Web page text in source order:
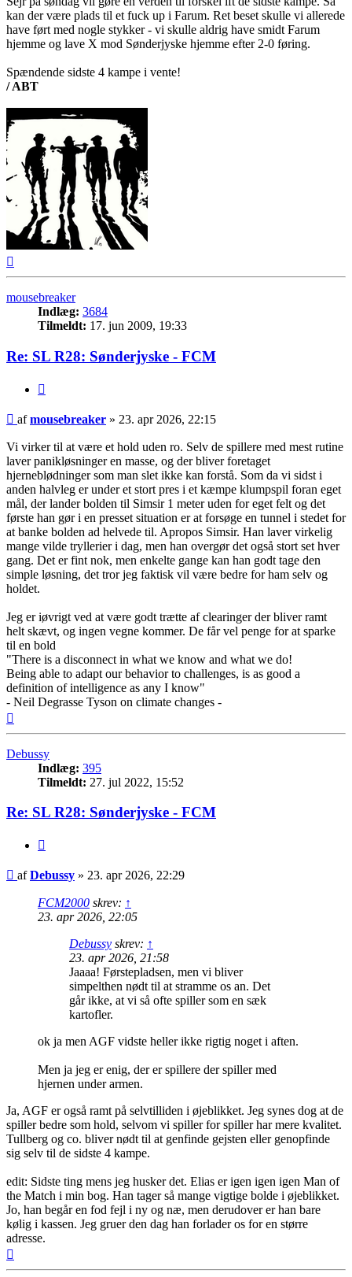
kan der være plads til et fuck up i Farum. Ret beset skulle vi allerede
have ført med nogle stykker - vi skulle aldrig have smidt Farum
hjemme og lave X mod Sønderjyske hjemme efter 2-0 føring.
Spændende sidste 4 kampe i vente!
/ ABT
mousebreaker
Indlæg: 3684
Tilmeldt: 17. jun 2009, 19:33
Re: SL R28: Sønderjyske - FCM
Indlæg
afmousebreaker » 23. apr 2026, 22:15
Vi virker til at være et hold uden ro. Selv de spillere med mest rutine
laver panikløsninger en masse, og der bliver foretaget
hjerneblødninger som man slet ikke kan forstå. Som da vi sidst i
anden halvleg er under et stort pres i et kæmpe klumpspil foran eget
mål, der lander bolden til Simsir 1 meter uden for eget felt og det
første han gør i en presset situation er at forsøge en tunnel i stedet for
at banke bolden ad helvede til. Apropos Simsir. Han laver virkelig
mange vilde tryllerier i dag, men han overgør det også stort set hver
gang. Det er fint nok, men enkelte gange kan han godt tage den
simple løsning, det tror jeg faktisk vil være bedre for ham selv og
holdet.
Jeg er iøvrigt ved at være godt trætte af clearinger der bliver ramt
helt skævt, og ingen vegne kommer. De får vel penge for at sparke
til en bold
"There is a disconnect in what we know and what we do!
Being able to adapt our behavior to challenges, is as good a
definition of intelligence as any I know"
- Neil Degrasse Tyson on climate changes -
Debussy
Indlæg: 395
Tilmeldt: 27. jul 2022, 15:52
Re: SL R28: Sønderjyske - FCM
Indlæg
afDebussy » 23. apr 2026, 22:29
FCM2000 skrev: ↑
23. apr 2026, 22:05
Debussy skrev: ↑
23. apr 2026, 21:58
Jaaaa! Førstepladsen, men vi bliver
simpelthen nødt til at stramme os an. Det
går ikke, at vi så ofte spiller som en sæk
kartofler.
ok ja men AGF vidste heller ikke rigtig noget i aften.
Men ja jeg er enig, der er spillere der spiller med
hjernen under armen.
Ja, AGF er også ramt på selvtilliden i øjeblikket. Jeg synes dog at de
spiller bedre som hold, selvom vi spiller for spiller har mere kvalitet.
Tullberg og co. bliver nødt til at genfinde gejsten eller genopfinde
sig selv til de sidste 4 kampe.
edit: Sidste ting mens jeg husker det. Elias er igen igen igen Man of
the Match i min bog. Han tager så mange vigtige bolde i øjeblikket.
Jo, han begår en fod fejl i ny og næ, men derudover er han bare
kølig i kassen. Jeg gruer den dag han forlader os for en større
adresse.